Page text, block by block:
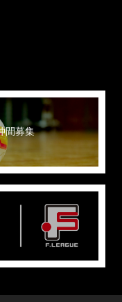
間募集